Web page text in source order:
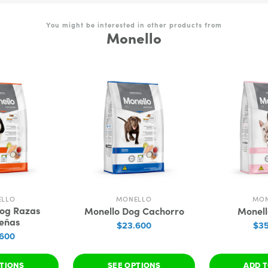
You might be interested in other products from
Monello
Razas
MONELLO
Monello Dog Cachorro
$23.600
SEE OPTIONS ADD